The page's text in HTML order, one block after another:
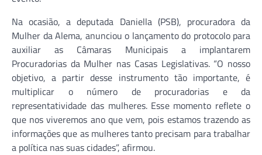
Na ocasião, a deputada Daniella (PSB), procuradora da
Mulher da Alema, anunciou o lançamento do protocolo para
auxiliar as Câmaras Municipais a implantarem
Procuradorias da Mulher nas Casas Legislativas. “O nosso
objetivo, a partir desse instrumento tão importante, é
multiplicar o número de procuradorias e da
representatividade das mulheres. Esse momento reflete o
que nos viveremos ano que vem, pois estamos trazendo as
informações que as mulheres tanto precisam para trabalhar
a política nas suas cidades”, afirmou.